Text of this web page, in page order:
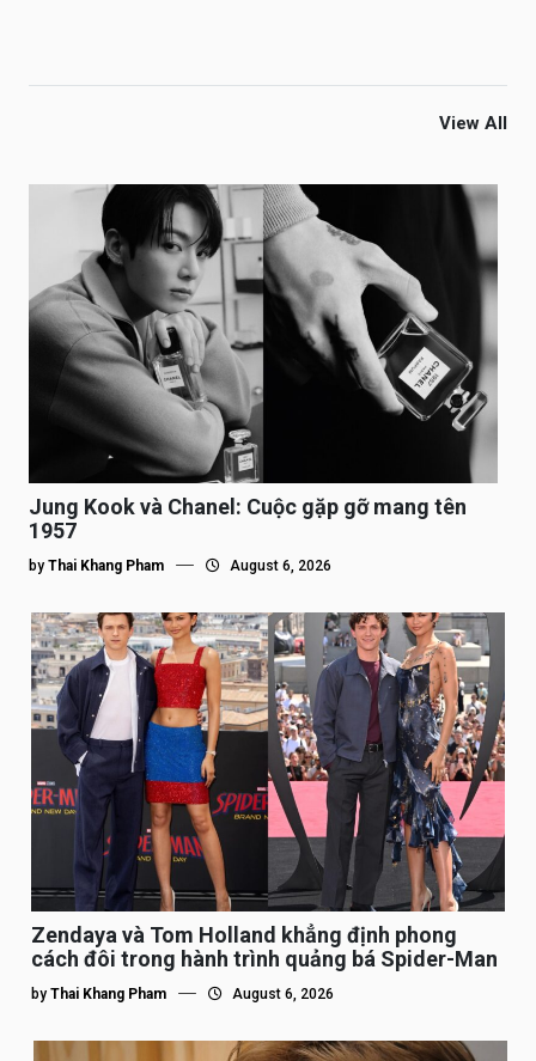
View All
Jung Kook và Chanel: Cuộc gặp gỡ mang tên
1957
by Thai Khang Pham August 6, 2026
Zendaya và Tom Holland khẳng định phong
cách đôi trong hành trình quảng bá Spider-Man
by Thai Khang Pham August 6, 2026